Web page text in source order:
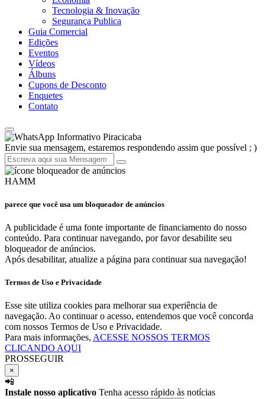
Tecnologia & Inovação
Segurança Publica
Guia Comercial
Edições
Eventos
Vídeos
Álbuns
Cupons de Desconto
Enquetes
Contato
Informativo Piracicaba
Envie sua mensagem, estaremos respondendo assim que possível ; )
HAMM
parece que você usa um bloqueador de anúncios
A publicidade é uma fonte importante de financiamento do nosso
conteúdo. Para continuar navegando, por favor desabilite seu
bloqueador de anúncios.
Após desabilitar, atualize a página para continuar sua navegação!
Termos de Uso e Privacidade
Esse site utiliza cookies para melhorar sua experiência de
navegação. Ao continuar o acesso, entendemos que você concorda
com nossos Termos de Uso e Privacidade.
Para mais informações, ACESSE NOSSOS TERMOS
CLICANDO AQUI
PROSSEGUIR
×
📲
Instale nosso aplicativo Tenha acesso rápido às notícias